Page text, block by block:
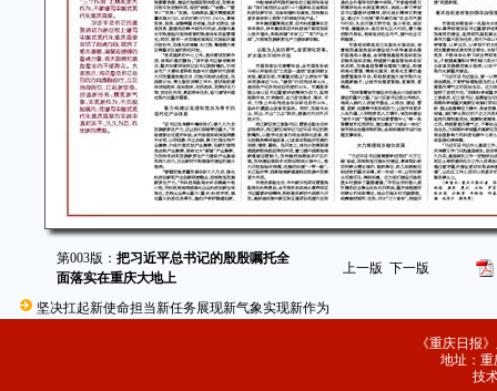
第003版：把习近平总书记的殷殷嘱托全
面落实在重庆大地上
上一版 下一版
坚决扛起新使命担当新任务展现新气象实现新作为
《重庆日报
地址：重
技